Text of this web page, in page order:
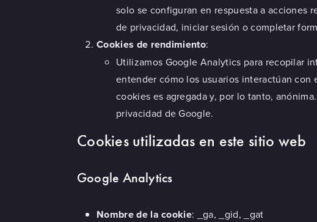
solo se configuran en respuesta a acciones
de privacidad, iniciar sesión o completar
Cookies de rendimiento:
Utilizamos Google Analytics para recopilar
entender cómo los usuarios interactúan
cookies es agregada y, por lo tanto,
privacidad de Google.
Cookies utilizadas en este sitio web
Google Analytics
Nombre de la cookie: _ga, _gid, _gat